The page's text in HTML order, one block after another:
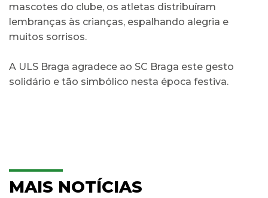
mascotes do clube, os atletas distribuíram
lembranças às crianças, espalhando alegria e
muitos sorrisos.
A ULS Braga agradece ao SC Braga este gesto
solidário e tão simbólico nesta época festiva.
MAIS NOTÍCIAS